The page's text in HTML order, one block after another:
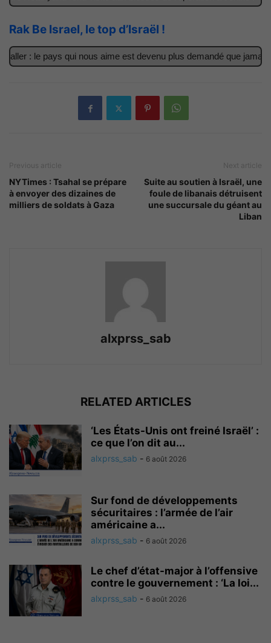
Rak Be Israel, le top d’Israël !
: le pays qui nous aime est devenu plus demandé que jamais
Previous article
NYTimes : Tsahal se prépare
à envoyer des dizaines de
milliers de soldats à Gaza
Next article
Suite au soutien à Israël, une
foule de libanais détruisent
une succursale du géant au
Liban
alxprss_sab
RELATED ARTICLES
‘Les États-Unis ont freiné Israël’ :
ce que l’on dit au...
alxprss_sab - 6 août 2026
Sur fond de développements
sécuritaires : l’armée de l’air
américaine a...
alxprss_sab - 6 août 2026
Le chef d’état-major à l’offensive
contre le gouvernement : ‘La loi...
alxprss_sab - 6 août 2026